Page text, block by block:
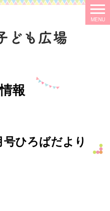
報
号ひろばだより